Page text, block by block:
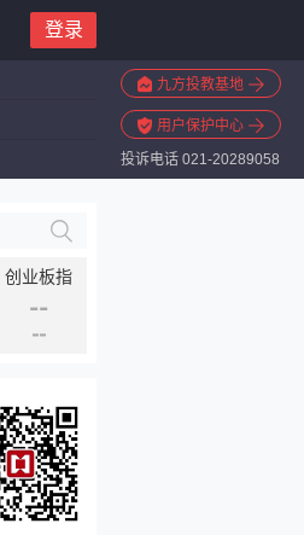
登录
九方投教基地
用户保护中心
投诉电话 021-20289058
创业板指
--
--